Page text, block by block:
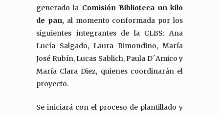
generado la ComisiónBiblioteca un kilo
de pan,al momento conformada por los
siguientes integrantes de la CLBS: Ana
Lucía Salgado, Laura Rimondino, María
José Rubín, Lucas Sablich, Paula D´Amico y
María Clara Diez, quienes coordinarán el
proyecto.
Se iniciará con el proceso de plantillado y